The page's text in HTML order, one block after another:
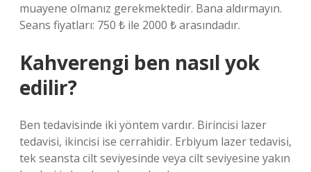
muayene olmanız gerekmektedir. Bana aldırmayın.
Seans fiyatları: 750 ₺ ile 2000 ₺ arasındadır.
Kahverengi ben nasıl yok
edilir?
Ben tedavisinde iki yöntem vardır. Birincisi lazer
tedavisi, ikincisi ise cerrahidir. Erbiyum lazer tedavisi,
tek seansta cilt seviyesinde veya cilt seviyesine yakın